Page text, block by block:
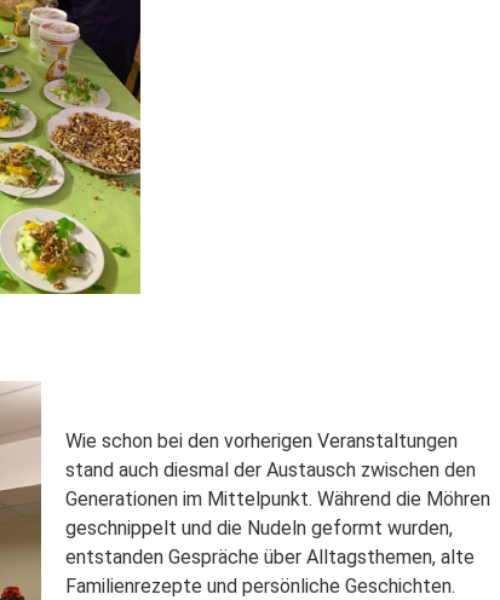
Wie schon bei den vorherigen Veranstaltungen
stand auch diesmal der Austausch zwischen den
Generationen im Mittelpunkt. Während die Möhren
geschnippelt und die Nudeln geformt wurden,
entstanden Gespräche über Alltagsthemen, alte
Familienrezepte und persönliche Geschichten.